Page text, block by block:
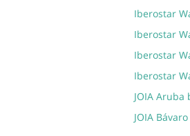
Iberostar
Iberostar
Iberostar
Iberostar
JOIA
JOIA